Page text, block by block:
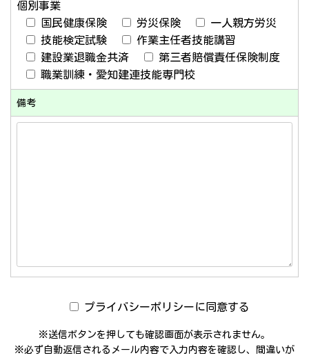
個別事業
国民健康保険
労災保険
一人親方労災
技能検定試験
作業主任者技能講習
建設業退職金共済
第三者賠償責任保険制度
職業訓練・愛知建連技能専門校
備考
プライバシーポリシーに同意する
※送信ボタンを押しても確認画面が表示されません。
※必ず自動返信されるメール内容で入力内容を確認し、間違いが